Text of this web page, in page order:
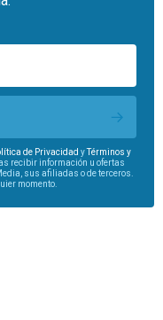
de Privacidad yTérminos y
recibir información u ofertas
sus afiliadas o de terceros.
momento.